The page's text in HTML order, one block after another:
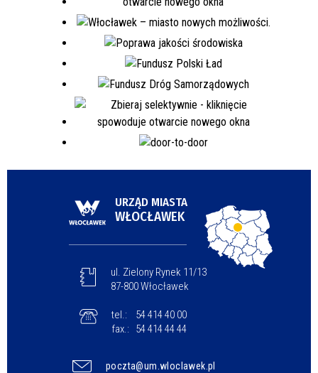
URZĄD MIASTA
WŁOCŁAWEK
ul. Zielony Rynek 11/13
87-800 Włocławek
tel.:
54 414 40 00
fax.:
54 414 44 44
poczta@um.wloclawek.pl